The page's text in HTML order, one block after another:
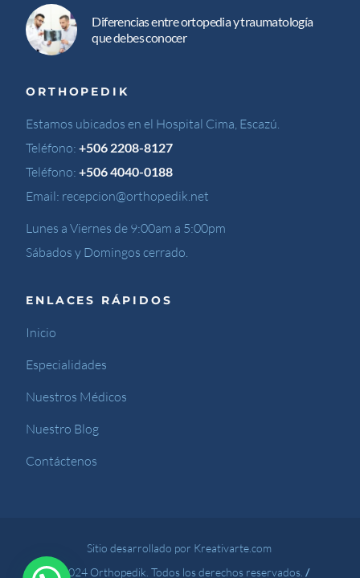
Diferencias entre ortopedia y traumatología
que debes conocer
ORTHOPEDIK
Estamos ubicados en el Hospital Cima, Escazú.
Teléfono:+506 2208-8127
Teléfono:+506 4040-0188
Email: recepcion@orthopedik.net
Lunes a Viernes de 9:00am a 5:00pm
Sábados y Domingos cerrado.
ENLACES RÁPIDOS
Inicio
Especialidades
Nuestros Médicos
Nuestro Blog
Contáctenos
Sitio desarrollado por Kreativarte.com
© 2024 Orthopedik. Todos los derechos reservados. /